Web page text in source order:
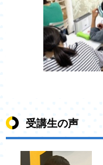
受講生の声